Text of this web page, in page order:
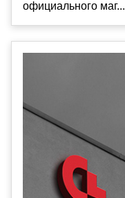
официального маг...